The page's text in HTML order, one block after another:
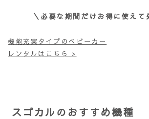
＼必要な期間だけお得に使えて
機能充実タイプのベビーカー
レンタルはこちら >
スゴカルのおすすめ機種